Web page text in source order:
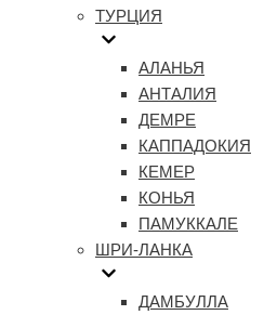
ТУРЦИЯ
АЛАНЬЯ
АНТАЛИЯ
ДЕМРЕ
КАППАДОКИЯ
КЕМЕР
КОНЬЯ
ПАМУККАЛЕ
ШРИ-ЛАНКА
ДАМБУЛЛА